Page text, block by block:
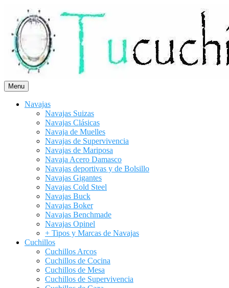
contenido
Menu
Navajas
Navajas Suizas
Navajas Clásicas
Navaja de Muelles
Navajas de Supervivencia
Navajas de Mariposa
Navaja Acero Damasco
Navajas deportivas y de Bolsillo
Navajas Gigantes
Navajas Cold Steel
Navajas Buck
Navajas Boker
Navajas Benchmade
Navajas Opinel
+ Tipos y Marcas de Navajas
Cuchillos
Cuchillos Arcos
Cuchillos de Cocina
Cuchillos de Mesa
Cuchillos de Supervivencia